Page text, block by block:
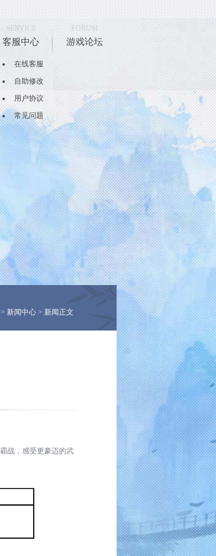
SERVICE
客服中心
在线客服
自助修改
用户协议
常见问题
FORUM
游戏论坛
> 新闻中心 > 新闻正文
战，感受更豪迈的武